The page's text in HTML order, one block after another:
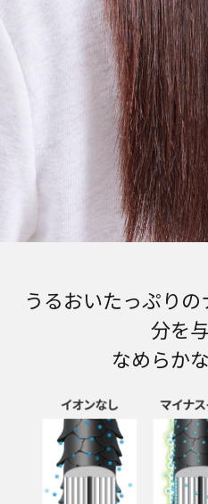
うるおいたっぷり
分を与
なめらか